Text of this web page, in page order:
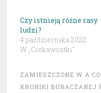
Czy istnieją różne rasy
ludzi?
4 października 2022
W „Ciekawostki"
ZAMIESZCZONE W A
KRONIKI BURACZANEJ